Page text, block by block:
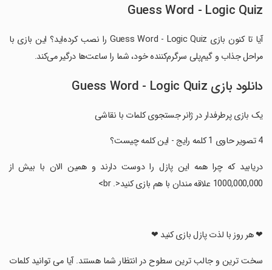
Guess Word - Logic Quiz
آیا تا کنون بازی Guess Word - Logic Quiz را نصب کرده‌اید؟ این بازی با
مراحل جذاب و گیم‌پلی سرگرم‌کننده خود، شما را ساعت‌ها درگیر می‌کند.
دانلود بازی Guess Word - Logic Quiz
یک بازی پرطرفدار در ژانر جستجوی کلمات با نقاشی
‏دریابید که چرا همه این پازل را دوست دارند و همین الان با بیش از
1000,000,000 علاقه مندان با هم بازی کنید<. br>
‏❤ هر روز با لذت پازل بازی کنید ❤
‏سخت ترین و جالب ترین سطوح در انتظار شما هستند. آیا می توانید کلمات